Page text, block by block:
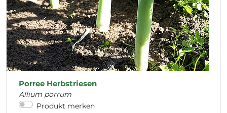
Porree Herbstriesen
Allium porrum
Produkt merken